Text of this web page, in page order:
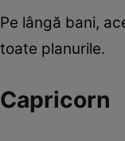
Pe lângă bani,
toate planurile.
Capricorn